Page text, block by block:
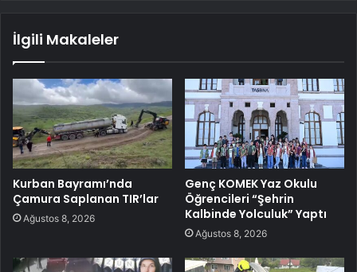
İlgili Makaleler
Kurban Bayramı’nda
Çamura Saplanan TIR’lar
Ağustos 8, 2026
Genç KOMEK Yaz Okulu
Öğrencileri “Şehrin
Kalbinde Yolculuk” Yaptı
Ağustos 8, 2026